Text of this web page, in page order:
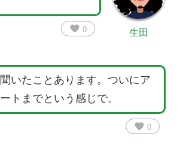
favorite 0 生田
聞いたことあります。ついにア
ートまでという感じで。
favorite 0